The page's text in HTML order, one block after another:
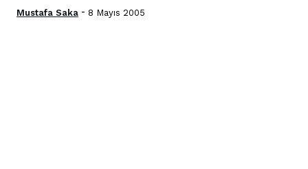
Mustafa Saka - 8 Mayıs 2005